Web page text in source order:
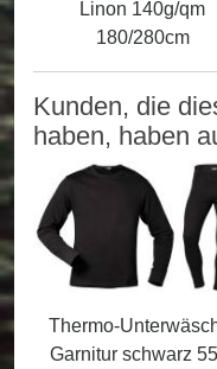
Linon 140g/qm
180/280cm
Kunden, die
haben, haben
Thermo-
Garnitur schwarz